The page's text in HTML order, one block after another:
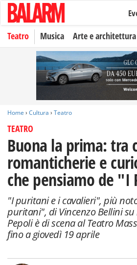
Teatro Musica Arte e architettura
Home › Cultura › Teatro
TEATRO
Buona la prima: tra
romanticherie e
che pensiamo de "I
"I puritani e i cavalieri", più
puritani", di Vincenzo Bellini
Pepoli è di scena al Teatro
fino a giovedì 19 aprile